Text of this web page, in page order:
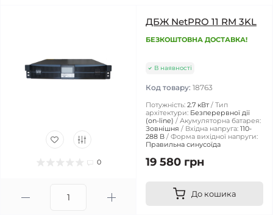
0
ДБЖ NetPRO 11 RM 3KL
БЕЗКОШТОВНА ДОСТАВКА!
В наявності
Код товару: 18763
Потужність: 2.7 кВт
Тип
архітектури: Безперервної дії
(on-line)
Акумуляторна батарея:
Зовнішня
Вхідна напруга: 110-
288 В
Форма вихідної напруги:
Правильна синусоїда
19 580 грн
До кошика